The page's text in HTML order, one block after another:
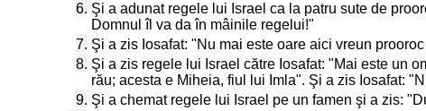
6. Şi a adunat regele lui Israel ca la patru sute de
Domnul îl va da în mâinile regelui!"
7. Şi a zis Iosafat: "Nu mai este oare aici vreun
8. Şi a zis regele lui Israel către Iosafat: "Mai este un
rău; acesta e Miheia, fiul lui Imla". Şi a zis Iosafat:
9. Şi a chemat regele lui Israel pe un famen şi a zis: